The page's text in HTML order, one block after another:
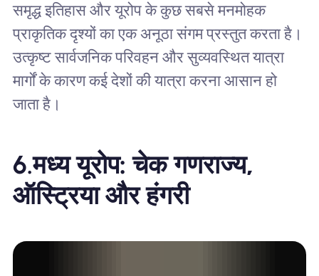
समृद्ध इतिहास और यूरोप के कुछ सबसे मनमोहक
प्राकृतिक दृश्यों का एक अनूठा संगम प्रस्तुत करता है।
उत्कृष्ट सार्वजनिक परिवहन और सुव्यवस्थित यात्रा
मार्गों के कारण कई देशों की यात्रा करना आसान हो
जाता है।
6.मध्य यूरोप: चेक गणराज्य,
ऑस्ट्रिया और हंगरी